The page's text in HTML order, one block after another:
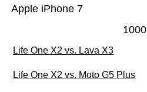
Apple iPhone 7
1000
Life One X2 vs. Lava X3
Life One X2 vs. Moto G5 Plus